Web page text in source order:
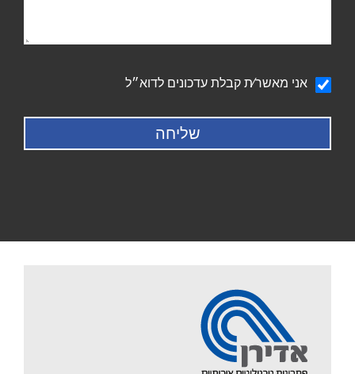
הודעהאני מאשר∕ת קבלת עדכונים לדוא״ל